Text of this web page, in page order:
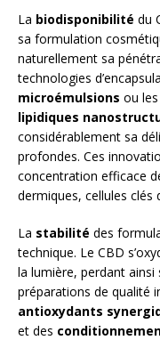
La biodisponibilité du
sa formulation
naturellement sa
technologies
microémulsions ou les
lipidiques
considérablement sa
profondes. Ces
concentration efficace
dermiques, cellules clés
La stabilité des
technique. Le CBD
la lumière, perdant
préparations de qualité
antioxydants
et des